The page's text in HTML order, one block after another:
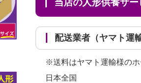
当店の人形供養サ
配送業者（ヤマト
※送料はヤマト運輸様のホ
日本全国